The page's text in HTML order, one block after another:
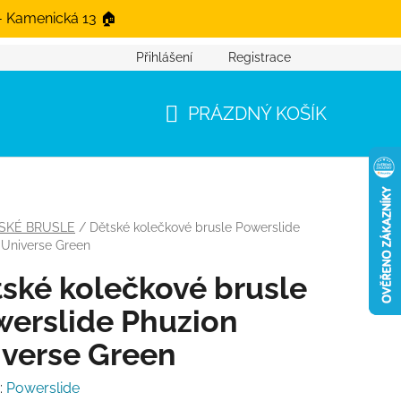
13 🏠
Přihlášení Registrace
PRÁZDNÝ KOŠÍK
BRUSLE / Dětské kolečkové brusle Powerslide
Green
kolečkové brusle
Phuzion
Green
Powerslide